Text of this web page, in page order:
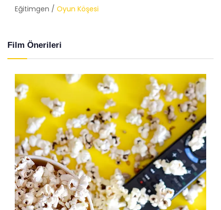
Eğitimgen / Oyun Köşesi
Film Önerileri